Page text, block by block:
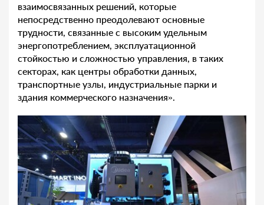
взаимосвязанных решений, которые
непосредственно преодолевают основные
трудности, связанные с высоким удельным
энергопотреблением, эксплуатационной
стойкостью и сложностью управления, в таких
секторах, как центры обработки данных,
транспортные узлы, индустриальные парки и
здания коммерческого назначения».